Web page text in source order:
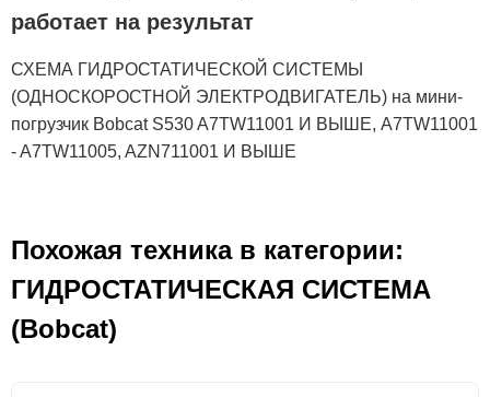
работает на результат
СХЕМА ГИДРОСТАТИЧЕСКОЙ СИСТЕМЫ
(ОДНОСКОРОСТНОЙ ЭЛЕКТРОДВИГАТЕЛЬ) на мини-
погрузчик Bobcat S530 A7TW11001 И ВЫШЕ, A7TW11001
- A7TW11005, AZN711001 И ВЫШЕ
Похожая техника в категории:
ГИДРОСТАТИЧЕСКАЯ СИСТЕМА
(Bobcat)